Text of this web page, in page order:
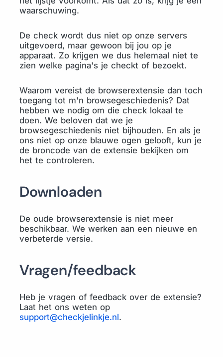
waarschuwing.
De check wordt dus niet op onze servers
uitgevoerd, maar gewoon bij jou op je
apparaat. Zo krijgen we dus helemaal niet te
zien welke pagina's je checkt of bezoekt.
Waarom vereist de browserextensie dan toch
toegang tot m'n browsegeschiedenis? Dat
hebben we nodig om die check lokaal te
doen. We beloven dat we je
browsegeschiedenis niet bijhouden. En als je
ons niet op onze blauwe ogen gelooft, kun je
de broncode van de extensie bekijken om
het te controleren.
Downloaden
De oude browserextensie is niet meer
beschikbaar. We werken aan een nieuwe en
verbeterde versie.
Vragen/feedback
Heb je vragen of feedback over de extensie?
Laat het ons weten op
support@checkjelinkje.nl.